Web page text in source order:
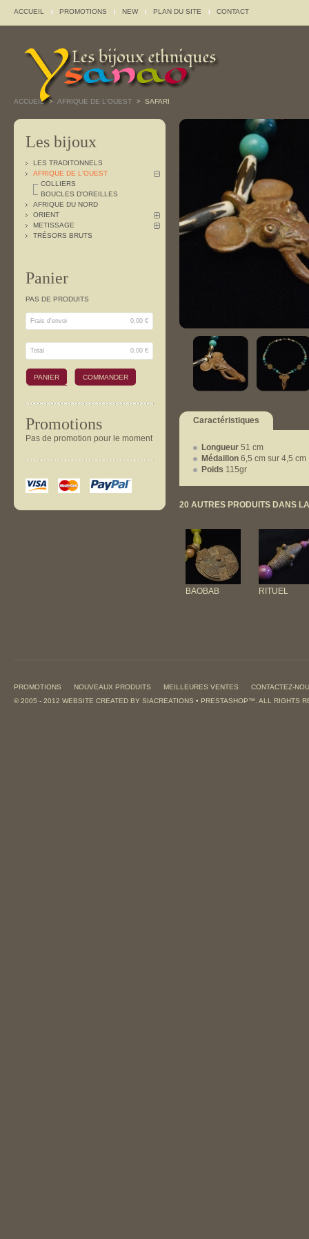
ACCUEIL PROMOTIONS NEW PLAN DU SITE CONTACT
Les bijoux
LES TRADITONNELS
AFRIQUE DE L'OUEST
COLLIERS
BOUCLES D'OREILLES
AFRIQUE DU NORD
ORIENT
METISSAGE
TRÉSORS BRUTS
Panier
PAS DE PRODUITS
Frais d'envoi 0,00 €
Total 0,00 €
PANIER COMMANDER
Promotions
Pas de promotion pour le moment
ACCUEIL > AFRIQUE DE L'OUEST > SAFARI
Caractéristiques
Longueur 51 cm
Médaillon 6,5 cm sur 4,5 cm
Poids 115gr
20 AUTRES PRODUITS DANS
BAOBAB RITUEL
PROMOTIONS NOUVEAUX PRODUITS MEILLEURES VENTES
CONTACTEZ-
© 2005 - 2012 WEBSITE CREATED BY SIACREATIONS • PRESTASHOP™. ALL RIGHTS